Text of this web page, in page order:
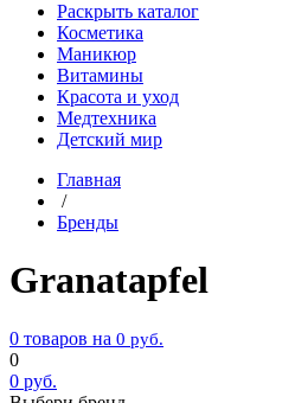
Раскрыть каталог
Косметика
Маникюр
Витамины
Красота и уход
Медтехника
Детский мир
Главная
/
Бренды
Granatapfel
0 товаров на 0 руб.
0
0 руб.